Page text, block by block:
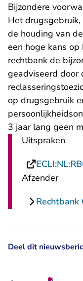
Bijzondere
Het drugsgebruik,
de houding van
een hoge kans
rechtbank de
geadviseerd door
op drugsgebruik
3 jaar lang geen
Uitspraken
Afzender
Deel dit